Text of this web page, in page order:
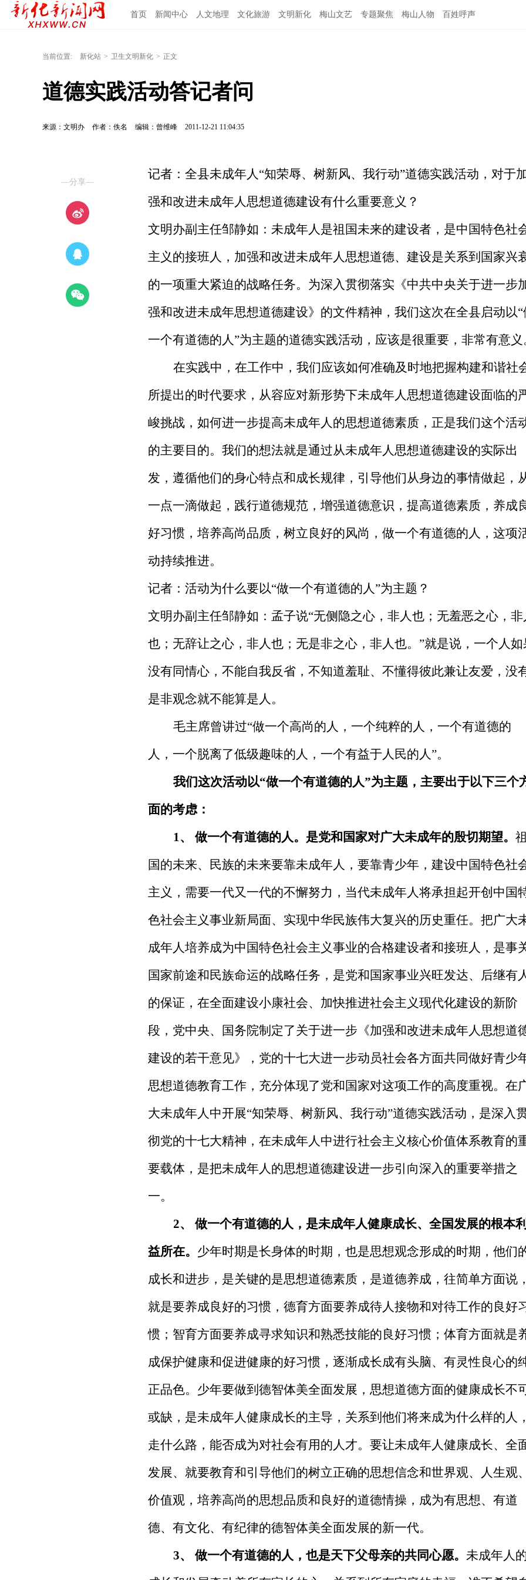
首页 新闻中心 人文地理 文化旅游 文明新化 梅山文艺 专题聚焦 梅山人物 百姓呼声
当前位置: 新化站 > 卫生文明新化 > 正文
道德实践活动答记者问
来源：文明办 作者：佚名 编辑：曾维峰 2011-12-21 11:04:35
—分享—
记者： 全县未成年人“知荣辱、树新风、我行动”道德实践活动，对于
强和改进未成年人思想道德建设有什么重要意义？
文明办副主任邹静如： 未成年人是祖国未来的建设者，是中国特色社
主义的接班人，加强和改进未成年人思想道德、建设是关系到国家兴
的一项重大紧迫的战略任务。为深入贯彻落实《中共中央关于进一步
强和改进未成年思想道德建设》的文件精神，我们这次在全县启动以“
一个有道德的人”为主题的道德实践活动，应该是很重要，非常有意义
在实践中，在工作中，我们应该如何准确及时地把握构建和谐社
所提出的时代要求，从容应对新形势下未成年人思想道德建设面临的
峻挑战，如何进一步提高未成年人的思想道德素质，正是我们这个活
的主要目的。我们的想法就是通过从未成年人思想道德建设的实际出
发，遵循他们的身心特点和成长规律，引导他们从身边的事情做起，
一点一滴做起，践行道德规范，增强道德意识，提高道德素质，养成
好习惯，培养高尚品质，树立良好的风尚，做一个有道德的人，这项
动持续推进。
记者： 活动为什么要以“做一个有道德的人”为主题？
文明办副主任邹静如： 孟子说“无侧隐之心，非人也；无羞恶之心，非
也；无辞让之心，非人也；无是非之心，非人也。”就是说，一个人如
没有同情心，不能自我反省，不知道羞耻、不懂得彼此兼让友爱，没
是非观念就不能算是人。
毛主席曾讲过“做一个高尚的人，一个纯粹的人，一个有道德的
人，一个脱离了低级趣味的人，一个有益于人民的人”。
我们这次活动以“做一个有道德的人”为主题，主要出于以下三个
面的考虑：
1、 做一个有道德的人。是党和国家对广大未成年的殷切期望。 祖
国的未来、民族的未来要靠未成年人，要靠青少年，建设中国特色社
主义，需要一代又一代的不懈努力，当代未成年人将承担起开创中国
色社会主义事业新局面、实现中华民族伟大复兴的历史重任。把广大
成年人培养成为中国特色社会主义事业的合格建设者和接班人，是事
国家前途和民族命运的战略任务，是党和国家事业兴旺发达、后继有
的保证，在全面建设小康社会、加快推进社会主义现代化建设的新阶
段，党中央、国务院制定了关于进一步《加强和改进未成年人思想道
建设的若干意见》，党的十七大进一步动员社会各方面共同做好青少
思想道德教育工作，充分体现了党和国家对这项工作的高度重视。在
大未成年人中开展“知荣辱、树新风、我行动”道德实践活动，是深入
彻党的十七大精神，在未成年人中进行社会主义核心价值体系教育的
要载体，是把未成年人的思想道德建设进一步引向深入的重要举措之
一。
2、 做一个有道德的人，是未成年人健康成长、全国发展的根本利
益所在。 少年时期是长身体的时期，也是思想观念形成的时期，他们
成长和进步，是关键的是思想道德素质，是道德养成，往简单方面说，
就是要养成良好的习惯，德育方面要养成待人接物和对待工作的良好
惯；智育方面要养成寻求知识和熟悉技能的良好习惯；体育方面就是
成保护健康和促进健康的好习惯，逐渐成长成有头脑、有灵性良心的
正品色。少年要做到德智体美全面发展，思想道德方面的健康成长不
或缺，是未成年人健康成长的主导，关系到他们将来成为什么样的人，
走什么路，能否成为对社会有用的人才。要让未成年人健康成长、全
发展、就要教育和引导他们的树立正确的思想信念和世界观、人生观、
价值观，培养高尚的思想品质和良好的道德情操，成为有思想、有道
德、有文化、有纪律的德智体美全面发展的新一代。
3、 做一个有道德的人，也是天下父母亲的共同心愿。 未成年人